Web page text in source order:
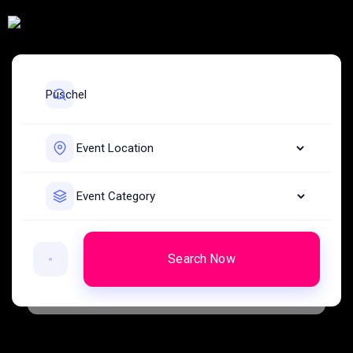
Search Now